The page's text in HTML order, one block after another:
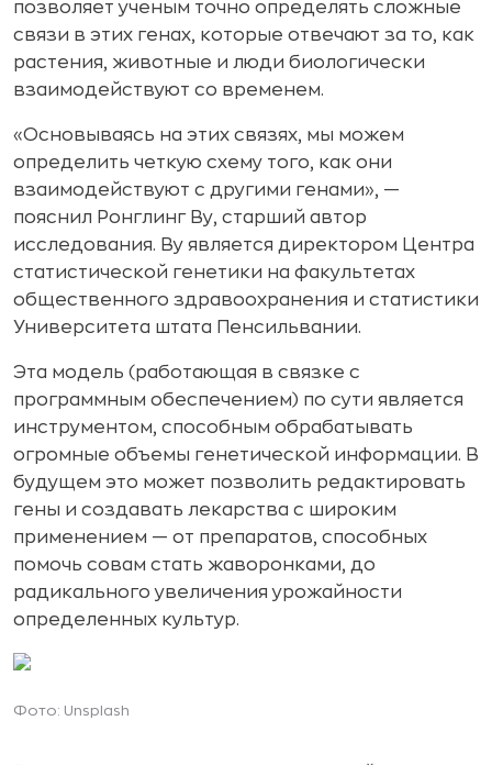
позволяет ученым точно определять сложные
связи в этих генах, которые отвечают за то, как
растения, животные и люди биологически
взаимодействуют со временем.
«Основываясь на этих связях, мы можем
определить четкую схему того, как они
взаимодействуют с другими генами», —
пояснил Ронглинг Ву, старший автор
исследования. Ву является директором Центра
статистической генетики на факультетах
общественного здравоохранения и статистики
Университета штата Пенсильвании.
Эта модель (работающая в связке с
программным обеспечением) по сути является
инструментом, способным обрабатывать
огромные объемы генетической информации. В
будущем это может позволить редактировать
гены и создавать лекарства с широким
применением — от препаратов, способных
помочь совам стать жаворонками, до
радикального увеличения урожайности
определенных культур.
Фото: Unsplash